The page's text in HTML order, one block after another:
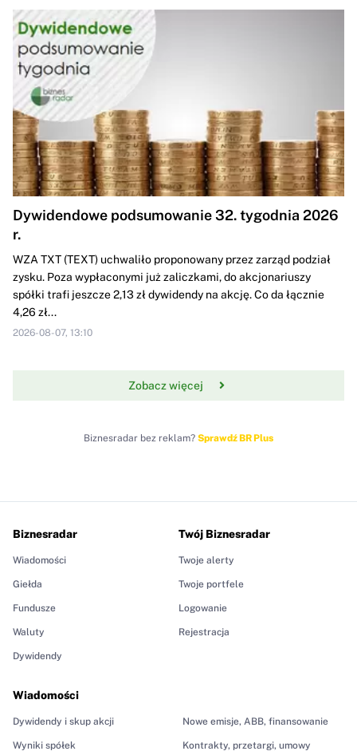
Dywidendowe podsumowanie 32. tygodnia 2026
r.
WZA TXT (TEXT) uchwaliło proponowany przez zarząd podział
zysku. Poza wypłaconymi już zaliczkami, do akcjonariuszy
spółki trafi jeszcze 2,13 zł dywidendy na akcję. Co da łącznie
4,26 zł...
2026-08-07, 13:10
Zobacz więcej
Biznesradar bez reklam? Sprawdź BR Plus
Biznesradar
Wiadomości
Giełda
Fundusze
Waluty
Dywidendy
Wiadomości
Dywidendy i skup akcji
Wyniki spółek
Nowe emisje, ABB, finansowanie
Kontrakty, przetargi, umowy
Twój Biznesradar
Twoje alerty
Twoje portfele
Logowanie
Rejestracja